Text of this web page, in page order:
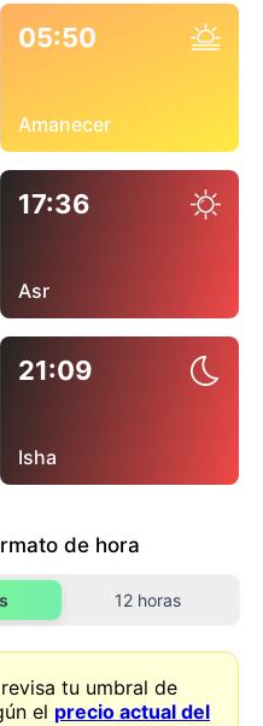
05:50
Amanecer
17:36
Asr
21:09
Isha
de hora
12 horas
tu umbral de
el precio actual del